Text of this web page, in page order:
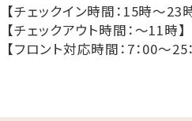
◆ 主要施設へアクセスらくらく
那覇市の繁華街「松山」に
メ。
【チェックイン時間：15時～23
【チェックアウト時間：～11時】
【フロント対応時間：7：00～25